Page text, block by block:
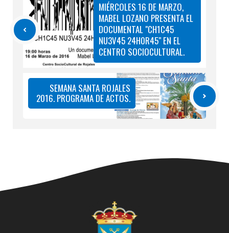
MIÉRCOLES 16 DE MARZO,
MABEL LOZANO PRESENTA EL
DOCUMENTAL "CH1C45
NU3V45 24H0R45" EN EL
CENTRO SOCIOCULTURAL.
SEMANA SANTA ROJALES
2016. PROGRAMA DE ACTOS.